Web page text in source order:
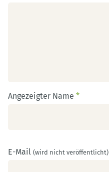
Angezeigter Name *
E-Mail (wird nicht veröffentlicht)